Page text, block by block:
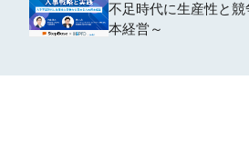
不足時代に生産性と
本経営～